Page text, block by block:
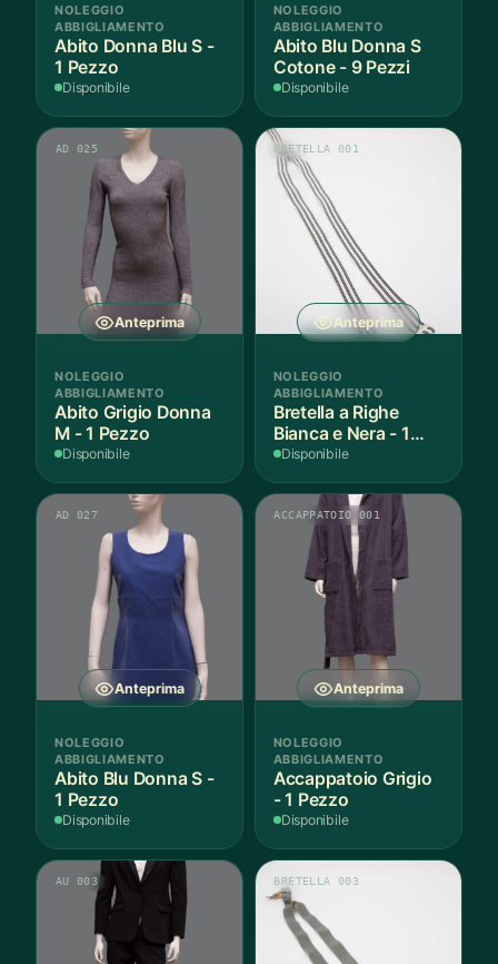
NOLEGGIO
ABBIGLIAMENTO
Abito Donna Blu S -
1 Pezzo
Disponibile
NOLEGGIO
ABBIGLIAMENTO
Abito Blu Donna S
Cotone - 9 Pezzi
Disponibile
Anteprima
AD 025
NOLEGGIO
ABBIGLIAMENTO
Abito Grigio Donna
M - 1 Pezzo
Disponibile
Anteprima
BRETELLA 001
NOLEGGIO
ABBIGLIAMENTO
Bretella a Righe
Bianca e Nera - 1
Pezzo
Disponibile
Anteprima
AD 027
NOLEGGIO
ABBIGLIAMENTO
Abito Blu Donna S -
1 Pezzo
Disponibile
Anteprima
ACCAPPATOIO 001
NOLEGGIO
ABBIGLIAMENTO
Accappatoio Grigio
- 1 Pezzo
Disponibile
AU 003 BRETELLA 003